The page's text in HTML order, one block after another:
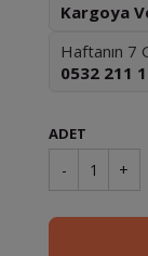
Kargoya
Haftanın 7
0532 211
ADET
- 1 +